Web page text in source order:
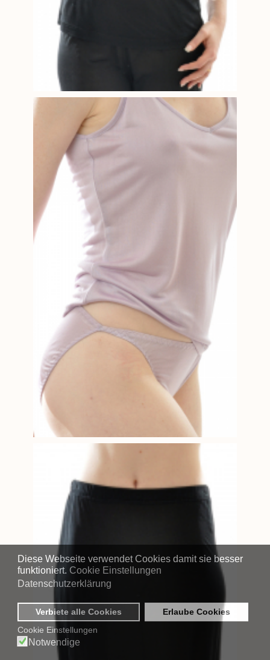
Diese Webseite verwendet Cookies damit sie besser
funktioniert. Cookie Einstellungen
Datenschutzerklärung
Verbiete alle Cookies
Erlaube Cookies
Cookie Einstellungen
Notwendige